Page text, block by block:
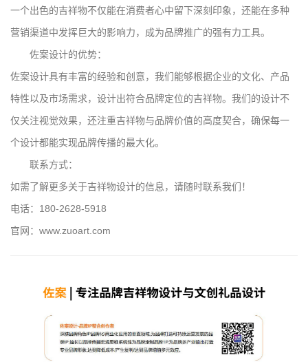
一个出色的吉祥物不仅能在消费者心中留下深刻印象，还能在多种
营销渠道中发挥巨大的影响力，成为品牌推广的强有力工具。
佐案设计的优势：
佐案设计具有丰富的经验和创意，我们能够根据企业的文化、产品
特性以及市场需求，设计出符合品牌定位的吉祥物。我们的设计不
仅关注视觉效果，还注重吉祥物与品牌价值的高度契合，确保每一
个设计都能实现品牌传播的最大化。
联系方式：
如需了解更多关于吉祥物设计的信息，请随时联系我们！
电话：180-2628-5918
官网：www.zuoart.com